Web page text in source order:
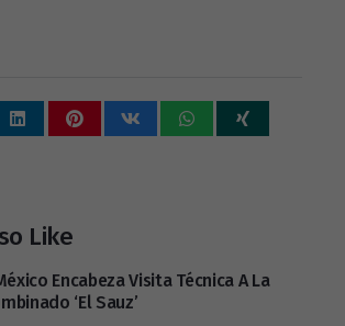
Like
Encabeza Visita Técnica A La
‘El Sauz’